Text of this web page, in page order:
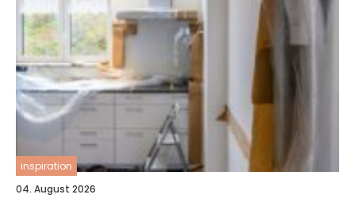
inspiration
04. August 2026